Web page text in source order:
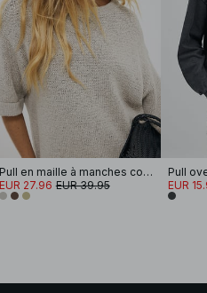
Pull en maille à manches courtes
EUR 27.96 EUR 39.95
Pull
EUR